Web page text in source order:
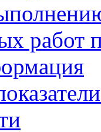
работ